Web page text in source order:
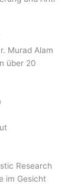
Murad Alam
über 20
Research
im Gesicht